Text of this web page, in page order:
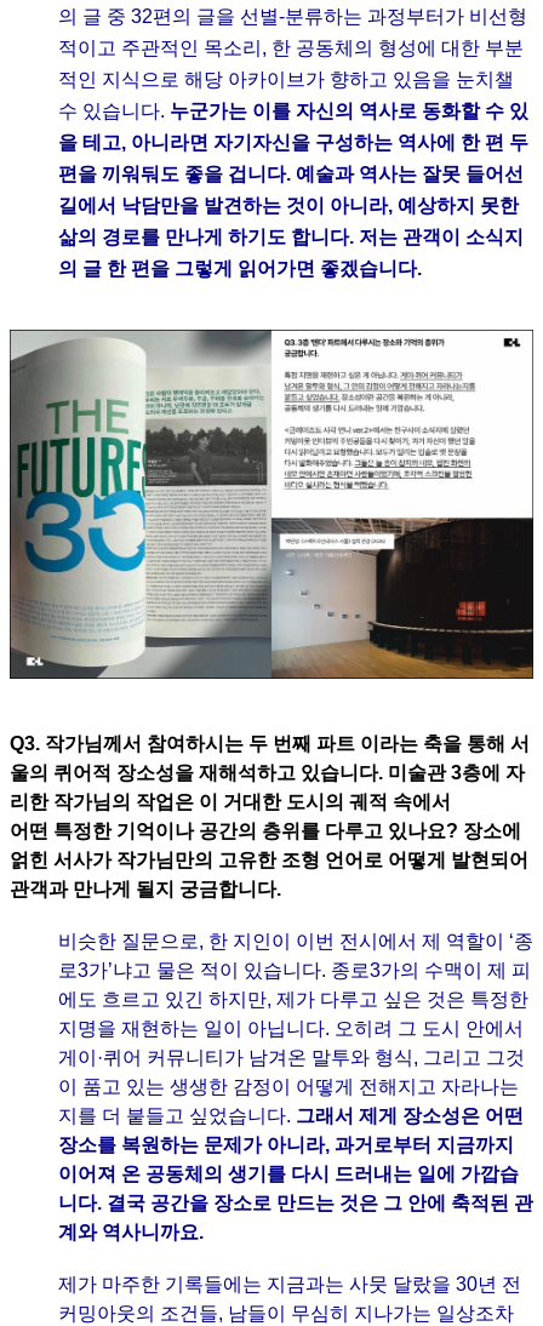
의 글 중 32편의 글을 선별-분류하는 과정부터가 비선형
적이고 주관적인 목소리, 한 공동체의 형성에 대한 부분
적인 지식으로 해당 아카이브가 향하고 있음을 눈치챌
수 있습니다. 누군가는 이를 자신의 역사로 동화할 수 있
을 테고, 아니라면 자기자신을 구성하는 역사에 한 편 두
편을 끼워둬도 좋을 겁니다. 예술과 역사는 잘못 들어선
길에서 낙담만을 발견하는 것이 아니라, 예상하지 못한
삶의 경로를 만나게 하기도 합니다. 저는 관객이 소식지
의 글 한 편을 그렇게 읽어가면 좋겠습니다.
Q3. 작가님께서 참여하시는 두 번째 파트 이라는 축을 통해 서
울의 퀴어적 장소성을 재해석하고 있습니다. 미술관 3층에 자
리한 작가님의 작업은 이 거대한 도시의 궤적 속에서
어떤 특정한 기억이나 공간의 층위를 다루고 있나요? 장소에
얽힌 서사가 작가님만의 고유한 조형 언어로 어떻게 발현되어
관객과 만나게 될지 궁금합니다.
비슷한 질문으로, 한 지인이 이번 전시에서 제 역할이 ‘종
로3가’냐고 물은 적이 있습니다. 종로3가의 수맥이 제 피
에도 흐르고 있긴 하지만, 제가 다루고 싶은 것은 특정한
지명을 재현하는 일이 아닙니다. 오히려 그 도시 안에서
게이·퀴어 커뮤니티가 남겨온 말투와 형식, 그리고 그것
이 품고 있는 생생한 감정이 어떻게 전해지고 자라나는
지를 더 붙들고 싶었습니다. 그래서 제게 장소성은 어떤
장소를 복원하는 문제가 아니라, 과거로부터 지금까지
이어져 온 공동체의 생기를 다시 드러내는 일에 가깝습
니다. 결국 공간을 장소로 만드는 것은 그 안에 축적된 관
계와 역사니까요.
제가 마주한 기록들에는 지금과는 사뭇 달랐을 30년 전
커밍아웃의 조건들, 남들이 무심히 지나가는 일상조차